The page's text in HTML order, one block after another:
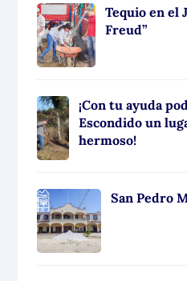
Tequio en el
Freud”
¡Con tu ayuda
Escondido un
hermoso!
San Pedro